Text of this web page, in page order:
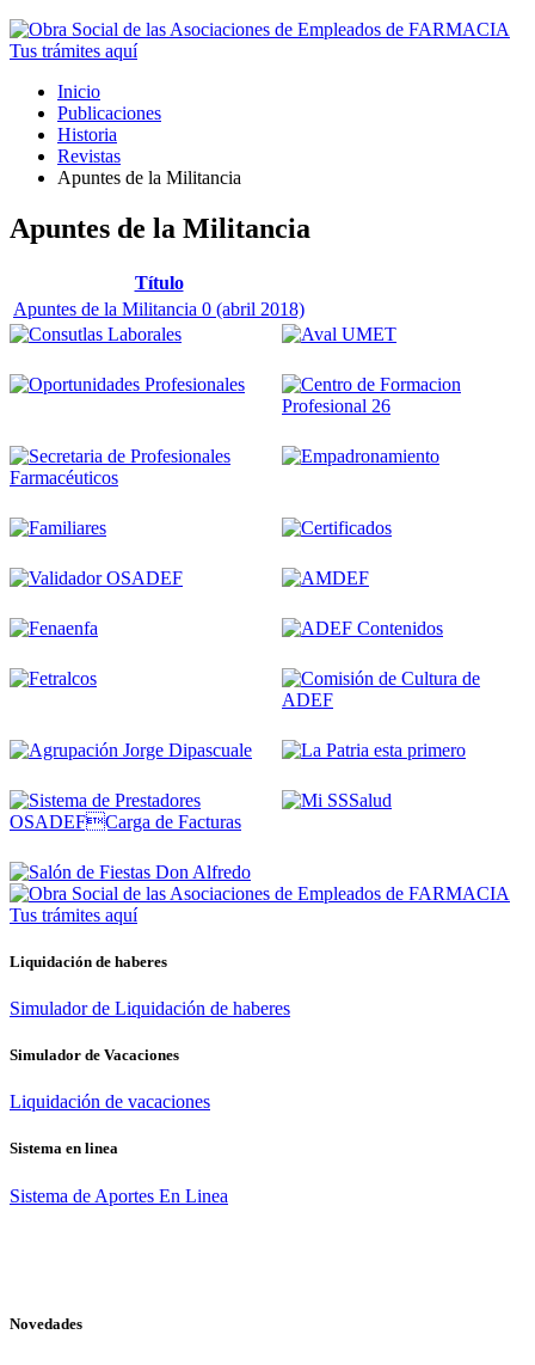
Tus trámites aquí
Inicio
Publicaciones
Historia
Revistas
Apuntes de la Militancia
Apuntes de la Militancia
Título
Apuntes de la Militancia 0 (abril 2018)
Tus trámites aquí
Liquidación de haberes
Simulador de Liquidación de haberes
Simulador de Vacaciones
Liquidación de vacaciones
Sistema en linea
Sistema de Aportes En Linea
Novedades